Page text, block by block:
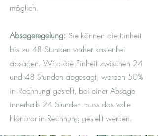
Ich habe folgende beruflichen
2026: Kandidat*innenvertretung der
Kinder- und
Jugendpsychotherapeut*innen am APG
IPS
2025: Referentin für Fortbildungen von
pädagogischem Fachpersonal
,,Mentale Gesundheit in Kindergärten
und Schulen"
Seit 2024 in freier Praxis als
möglich.
Absageregelung: Sie können die Einheit
bis zu 48 Stunden vorher kostenfrei
absagen. Wird die Einheit zwischen 24
und 48 Stunden abgesagt, werden 50%
in Rechnung gestellt, bei einer Absage
innerhalb 24 Stunden muss das volle
Honorar in Rechnung gestellt werden.